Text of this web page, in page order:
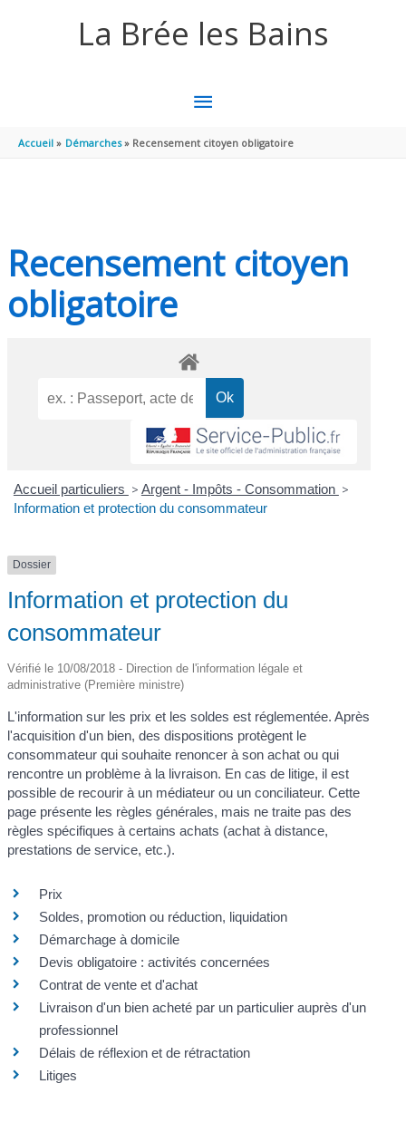
La Brée les Bains
MENU
PRINCIPAL
Accueil Démarches Recensement citoyen obligatoire
Recensement citoyen
obligatoire
Accueil particuliers > Argent - Impôts - Consommation >
Information et protection du consommateur
Dossier
Information et protection du
consommateur
Vérifié le 10/08/2018 - Direction de l'information légale et
administrative (Première ministre)
L'information sur les prix et les soldes est réglementée. Après
l'acquisition d'un bien, des dispositions protègent le
consommateur qui souhaite renoncer à son achat ou qui
rencontre un problème à la livraison. En cas de litige, il est
possible de recourir à un médiateur ou un conciliateur. Cette
page présente les règles générales, mais ne traite pas des
règles spécifiques à certains achats (achat à distance,
prestations de service, etc.).
Prix
Soldes, promotion ou réduction, liquidation
Démarchage à domicile
Devis obligatoire : activités concernées
Contrat de vente et d'achat
Livraison d'un bien acheté par un particulier auprès d'un
professionnel
Délais de réflexion et de rétractation
Litiges